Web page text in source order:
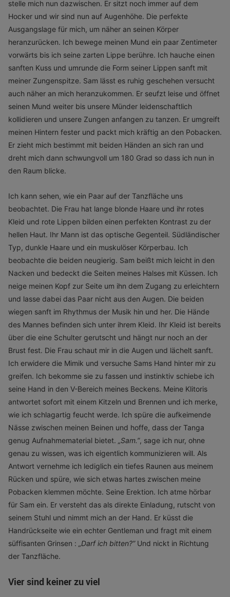
stelle mich nun dazwischen. Er sitzt noch immer auf dem
Hocker und wir sind nun auf Augenhöhe. Die perfekte
Ausgangslage für mich, um näher an seinen Körper
heranzurücken. Ich bewege meinen Mund ein paar Zentimeter
vorwärts bis ich seine zarten Lippe berühre. Ich hauche einen
sanften Kuss und umrunde die Form seiner Lippen sanft mit
meiner Zungenspitze. Sam lässt es ruhig geschehen versucht
auch näher an mich heranzukommen. Er seufzt leise und öffnet
seinen Mund weiter bis unsere Münder leidenschaftlich
kollidieren und unsere Zungen anfangen zu tanzen. Er umgreift
meinen Hintern fester und packt mich kräftig an den Pobacken.
Er zieht mich bestimmt mit beiden Händen an sich ran und
dreht mich dann schwungvoll um 180 Grad so dass ich nun in
den Raum blicke.
Ich kann sehen, wie ein Paar auf der Tanzfläche uns
beobachtet. Die Frau hat lange blonde Haare und ihr rotes
Kleid und rote Lippen bilden einen perfekten Kontrast zu der
hellen Haut. Ihr Mann ist das optische Gegenteil. Südländischer
Typ, dunkle Haare und ein muskulöser Körperbau. Ich
beobachte die beiden neugierig. Sam beißt mich leicht in den
Nacken und bedeckt die Seiten meines Halses mit Küssen. Ich
neige meinen Kopf zur Seite um ihn dem Zugang zu erleichtern
und lasse dabei das Paar nicht aus den Augen. Die beiden
wiegen sanft im Rhythmus der Musik hin und her. Die Hände
des Mannes befinden sich unter ihrem Kleid. Ihr Kleid ist bereits
über die eine Schulter gerutscht und hängt nur noch an der
Brust fest. Die Frau schaut mir in die Augen und lächelt sanft.
Ich erwidere die Mimik und versuche Sams Hand hinter mir zu
greifen. Ich bekomme sie zu fassen und instinktiv schiebe ich
seine Hand in den V-Bereich meines Beckens. Meine Klitoris
antwortet sofort mit einem Kitzeln und Brennen und ich merke,
wie ich schlagartig feucht werde. Ich spüre die aufkeimende
Nässe zwischen meinen Beinen und hoffe, dass der Tanga
genug Aufnahmematerial bietet. „Sam.”, sage ich nur, ohne
genau zu wissen, was ich eigentlich kommunizieren will. Als
Antwort vernehme ich lediglich ein tiefes Raunen aus meinem
Rücken und spüre, wie sich etwas hartes zwischen meine
Pobacken klemmen möchte. Seine Erektion. Ich atme hörbar
für Sam ein. Er versteht das als direkte Einladung, rutscht von
seinem Stuhl und nimmt mich an der Hand. Er küsst die
Handrückseite wie ein echter Gentleman und fragt mit einem
süffisanten Grinsen : „Darf ich bitten?”Und nickt in Richtung
der Tanzfläche.
Vier sind keiner zu viel